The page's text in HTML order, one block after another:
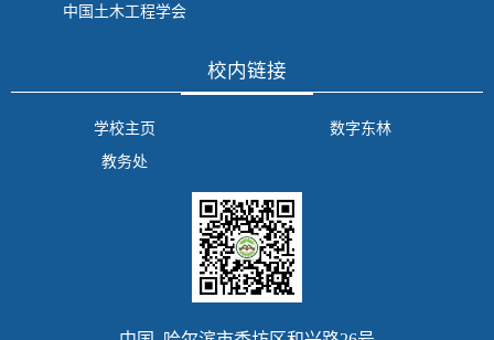
中国土木工程学会
校内链接
学校主页
数字东林
教务处